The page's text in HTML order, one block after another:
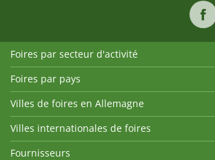
Foires par secteur d'activité
Foires par pays
Villes de foires en Allemagne
Villes internationales de foires
Fournisseurs